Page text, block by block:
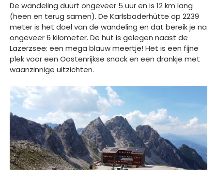
De wandeling duurt ongeveer 5 uur en is 12 km lang
(heen en terug samen). De Karlsbaderhütte op 2239
meter is het doel van de wandeling en dat bereik je na
ongeveer 6 kilometer. De hut is gelegen naast de
Lazerzsee: een mega blauw meertje! Het is een fijne
plek voor een Oostenrijkse snack en een drankje met
waanzinnige uitzichten.